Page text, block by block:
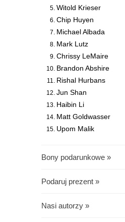
Witold Krieser
Chip Huyen
Michael Albada
Mark Lutz
Chrissy LeMaire
Brandon Abshire
Rishal Hurbans
Jun Shan
Haibin Li
Matt Goldwasser
Upom Malik
Bony podarunkowe »
Podaruj prezent »
Nasi autorzy »